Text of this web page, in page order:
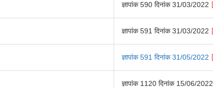
ज्ञापांक 590 दिनांक 31/03/2022
ज्ञापांक 591 दिनांक 31/03/2022
ज्ञापांक 591 दिनांक 31/05/2022
ज्ञापांक 1120 दिनांक 15/06/2022